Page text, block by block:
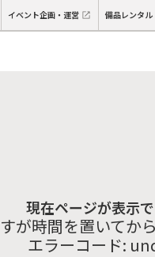
イベント企画・運営 備品レンタル
現在ページが表示
が時間を置いてか
エラーコード: